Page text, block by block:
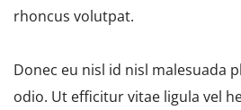
rhoncus volutpat.
Donec eu nisl id nisl malesuada
odio. Ut efficitur vitae ligula vel